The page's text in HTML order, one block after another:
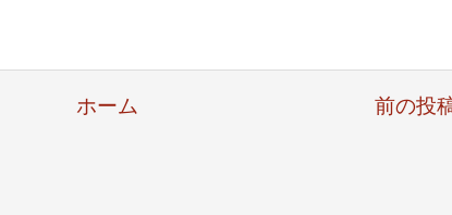
前の投
ホーム